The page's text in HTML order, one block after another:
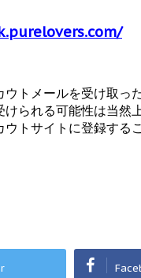
ウトメールを受け取っ
けられる可能性は当然
ウトサイトに登録する